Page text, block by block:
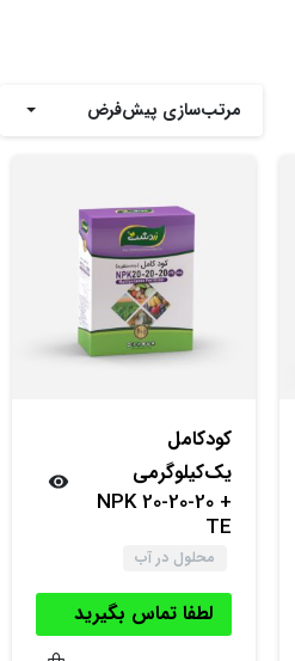
مرتب‌سازی پیش‌فرض
کود‌کامل
یک‌کیلوگرمی
NPK 20-20-20 +
TE
محلول در آب
لطفا تماس بگیرید